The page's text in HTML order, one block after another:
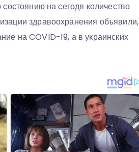
на сегодя количество
здравоохранения объявили,
на COVID-19, а в украинских